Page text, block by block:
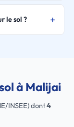
le sol ?
à Malijai
INSEE) dont4